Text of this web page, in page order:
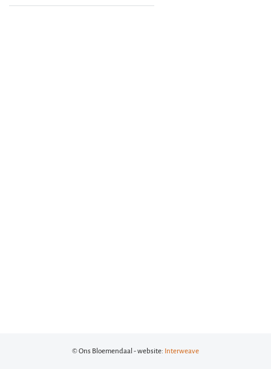
© Ons Bloemendaal - website: Interweave